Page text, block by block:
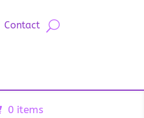
Contact
0 items